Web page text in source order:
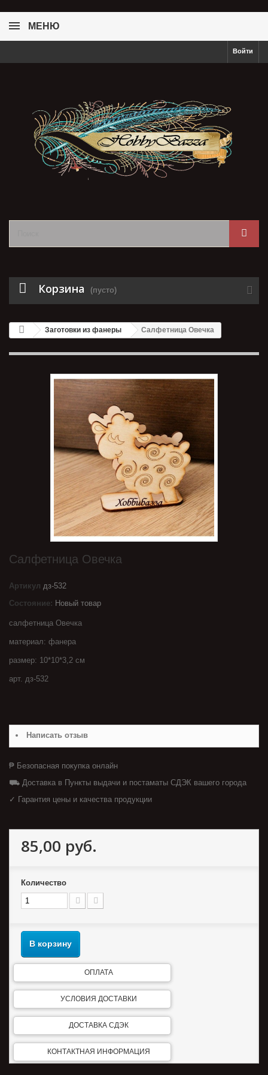
МЕНЮ
Войти
Корзина (пусто)
Заготовки из фанеры Салфетница Овечка
Салфетница Овечка
Артикул дз-532
Состояние: Новый товар
салфетница Овечка
материал: фанера
размер: 10*10*3,2 см
арт. дз-532
Написать отзыв
₱ Безопасная покупка онлайн
⛟ Доставка в Пункты выдачи и постаматы СДЭК вашего города
✓ Гарантия цены и качества продукции
85,00 руб.
Количество
В корзину
ОПЛАТА
УСЛОВИЯ ДОСТАВКИ
ДОСТАВКА СДЭК
КОНТАКТНАЯ ИНФОРМАЦИЯ